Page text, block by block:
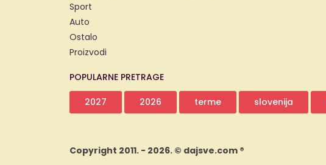
Sport
Auto
Ostalo
Proizvodi
POPULARNE PRETRAGE
2027 2026 terme slovenija
Copyright 2011. - 2026. © dajsve.com ®